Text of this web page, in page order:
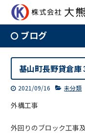
ブログ
基山町長野貸倉庫
2021/09/16 未分類
外構工事
外回りのブロック工事